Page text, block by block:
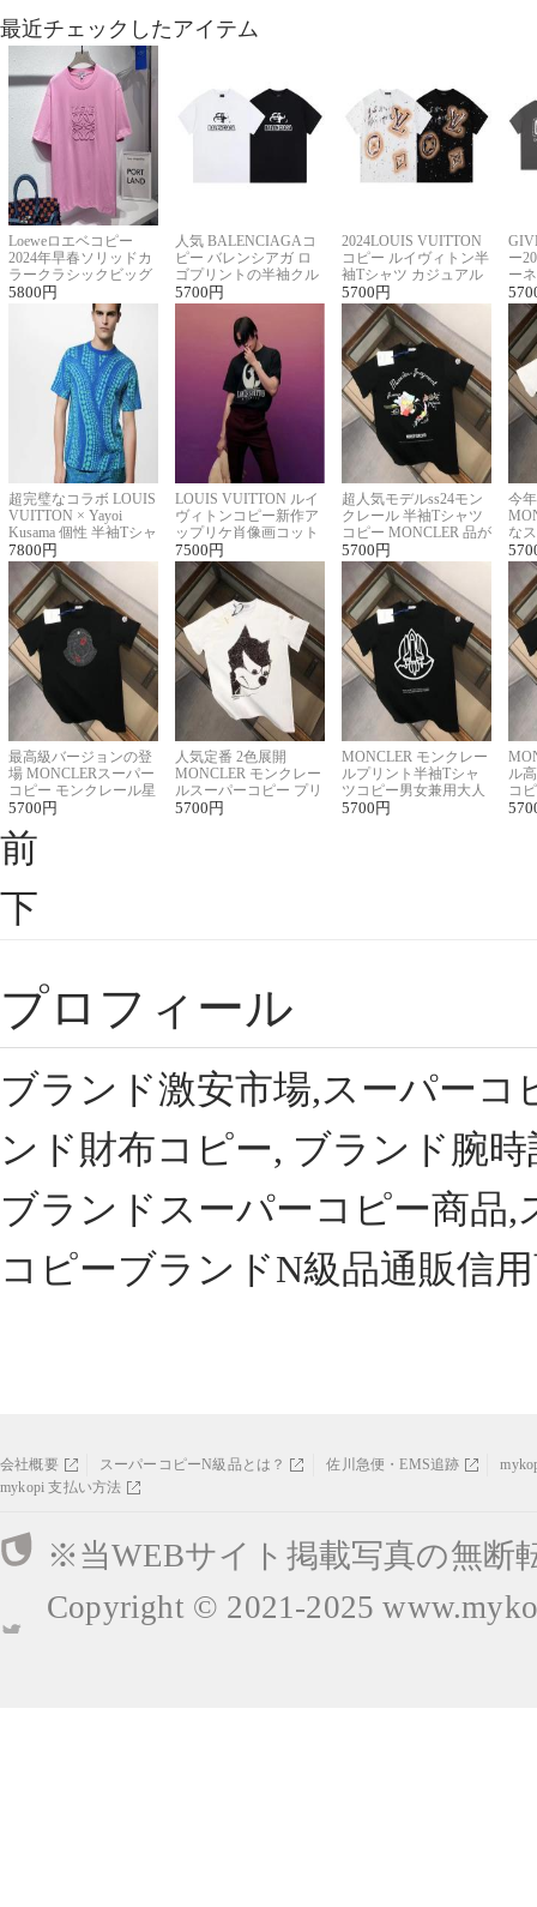
最近チェックしたアイテム
Loeweロエベコピー
2024年早春ソリッドカ
ラークラシックビッグ
ロゴ刺繍Tシャツ
5800 円
人気 BALENCIAGAコ
ピー バレンシアガ ロ
ゴプリントの半袖クル
ーネックTシャツ
5700 円
2024LOUIS VUITTON
コピー ルイヴィトン半
袖Tシャツ カジュアル
に馴染む 2色展開
5700 円
ー
ー
ー
超完璧なコラボ LOUIS
VUITTON × Yayoi
Kusama 個性 半袖Tシャ
ツコピー男女兼用
7800 円
LOUIS VUITTON ルイ
ヴィトンコピー新作ア
ップリケ肖像画コット
ンニット半袖Tシャツ
7500 円
超人気モデルss24モン
クレール 半袖Tシャツ
コピー MONCLER 品が
良く見た目
5700 円
今
な
ル
最高級バージョンの登
場 MONCLERスーパー
コピー モンクレール星
座半袖Tシャツ
5700 円
人気定番 2色展開
MONCLER モンクレー
ルスーパーコピー プリ
ント半袖Tシャツ
5700 円
MONCLER モンクレー
ルプリント半袖Tシャ
ツコピー男女兼用大人
可愛い春夏コーデ
5700 円
ル
コ
ィ
前
下
プロフィール
ブランド激安市場,スーパー
ンド財布コピー, ブランド腕
ブランドスーパーコピー商品
コピーブランドN級品通販信
会社概要 スーパーコピーN級品とは？ 佐川急便・EMS追跡
mykopi 支払い方法
※当WEBサイト掲載写真の無断
Copyright © 2021-2025